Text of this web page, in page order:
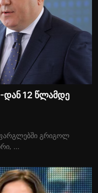
დან 12 წლამდე
გრიგოლ
...